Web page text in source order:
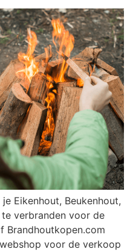
Eikenhout, Beukenhout,
verbranden voor de
Brandhoutkopen.com
voor de verkoop